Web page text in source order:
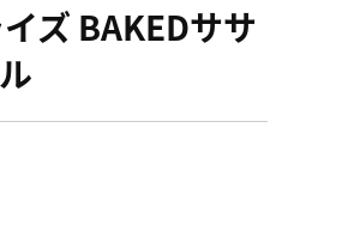
ズ BAKEDササ